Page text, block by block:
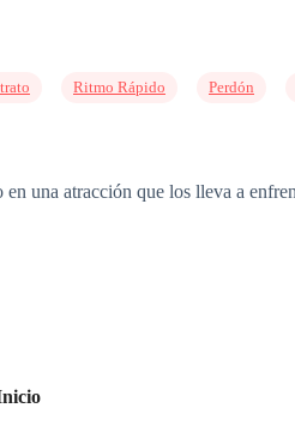
Ritmo Rápido Perdón
una atracción que los lleva a